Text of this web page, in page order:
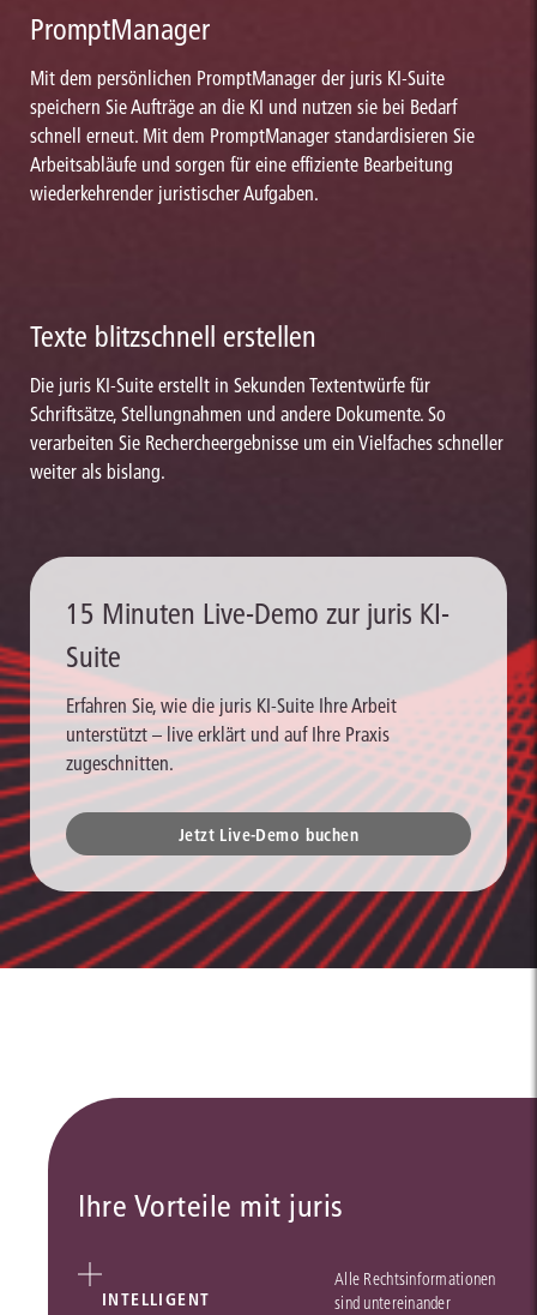
PromptManager
Mit dem persönlichen PromptManager der juris KI-Suite
speichern Sie Aufträge an die KI und nutzen sie bei Bedarf
schnell erneut. Mit dem PromptManager standardisieren Sie
Arbeitsabläufe und sorgen für eine effiziente Bearbeitung
wiederkehrender juristischer Aufgaben.
Texte blitzschnell erstellen
Die juris KI-Suite erstellt in Sekunden Textentwürfe für
Schriftsätze, Stellungnahmen und andere Dokumente. So
verarbeiten Sie Rechercheergebnisse um ein Vielfaches schneller
weiter als bislang.
15 Minuten Live-Demo zur juris KI-
Suite
Erfahren Sie, wie die juris KI-Suite Ihre Arbeit
unterstützt – live erklärt und auf Ihre Praxis
zugeschnitten.
Jetzt Live-Demo buchen
Ihre Vorteile mit juris
INTELLIGENT
Alle Rechtsinformationen
sind untereinander